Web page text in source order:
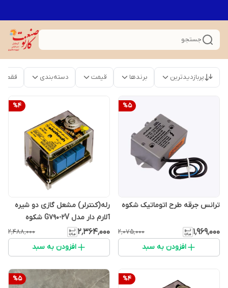
جستجو
پربازدیدترین برندها قیمت دسته‌بندی فقط
%5
ترانس جرقه طرح اتوماتیک شکوه
۱٬۹۶۹٬۰۰۰ ۲٬۰۷۵٬۰۰۰
افزودن به سبد
%4
رله(کنترلر) مشعل گازی دو شیره
آلارم دار مدل G790-2V شکوه
۲٬۳۶۴٬۰۰۰ ۲٬۴۸۸٬۰۰۰
افزودن به سبد
%4
%5